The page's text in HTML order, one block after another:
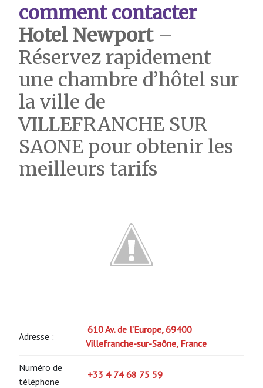
comment contacter
Hotel Newport–
Réservez rapidement
une chambre d’hôtel sur
la ville de
VILLEFRANCHE SUR
SAONE pour obtenir les
meilleurs tarifs
Adresse :
610 Av. de l’Europe, 69400
Villefranche-sur-Saône, France
Numéro de
téléphone
+33 4 74 68 75 59